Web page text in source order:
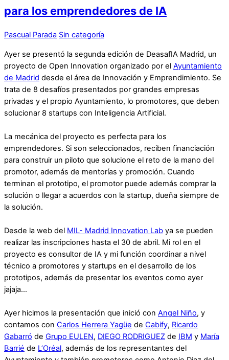
para los emprendedores de IA
Pascual Parada Sin categoría
Ayer se presentó la segunda edición de DeasafIA Madrid, un
proyecto de Open Innovation organizado por el Ayuntamiento
de Madrid desde el área de Innovación y Emprendimiento. Se
trata de 8 desafíos presentados por grandes empresas
privadas y el propio Ayuntamiento, lo promotores, que deben
solucionar 8 startups con Inteligencia Artificial.
La mecánica del proyecto es perfecta para los
emprendedores. Si son seleccionados, reciben financiación
para construir un piloto que solucione el reto de la mano del
promotor, además de mentorías y promoción. Cuando
terminan el prototipo, el promotor puede además comprar la
solución o llegar a acuerdos con la startup, dueña siempre de
la solución.
Desde la web del MIL- Madrid Innovation Lab ya se pueden
realizar las inscripciones hasta el 30 de abril. Mi rol en el
proyecto es consultor de IA y mi función coordinar a nivel
técnico a promotores y startups en el desarrollo de los
prototipos, además de presentar los eventos como ayer
jajaja…
Ayer hicimos la presentación que inició con Angel Niño, y
contamos con Carlos Herrera Yagüe de Cabify, Ricardo
Gabarró de Grupo EULEN, DIEGO RODRIGUEZ de IBM y María
Barrié de L’Oréal, además de los representantes del